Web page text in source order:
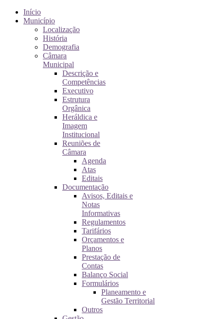
Início
Município
Localização
História
Demografia
Câmara
Municipal
Descrição e
Competências
Executivo
Estrutura
Orgânica
Heráldica e
Imagem
Institucional
Reuniões de
Câmara
Agenda
Atas
Editais
Documentação
Avisos, Editais e
Notas
Informativas
Regulamentos
Tarifários
Orçamentos e
Planos
Prestação de
Contas
Balanço Social
Formulários
Planeamento e
Gestão Territorial
Outros